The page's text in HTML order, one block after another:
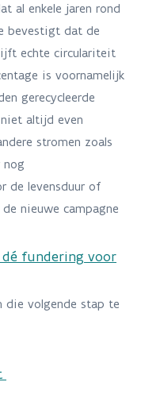
al enkele jaren rond
bevestigt dat de
echte circulariteit
is voornamelijk
gerecycleerde
altijd even
stromen zoals
nog
de levensduur of
nieuwe campagne
fundering voor
die volgende stap te